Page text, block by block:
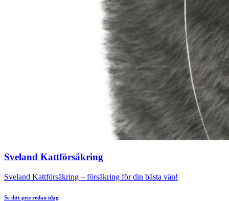
Sveland Kattförsäkring
Sveland Kattförsäkring – försäkring för din bästa vän!
Se ditt pris redan idag